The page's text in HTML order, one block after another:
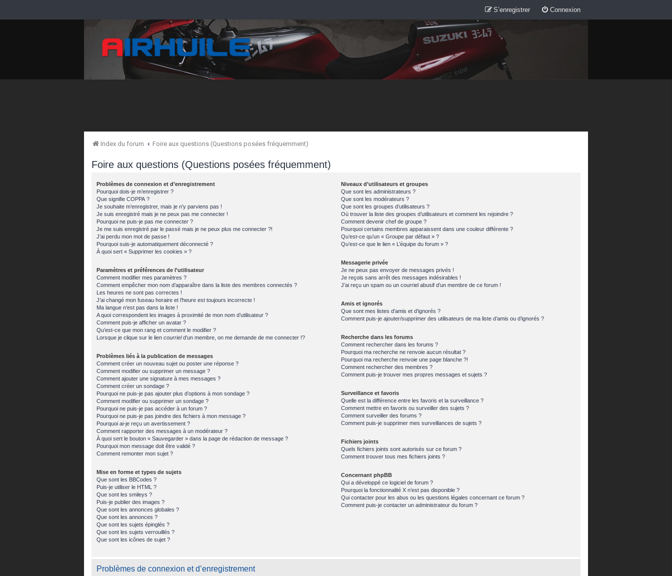
Connexion
S’enregistrer
Index du forum Foire aux questions (Questions posées fréquemment)
Foire aux questions (Questions posées fréquemment)
Problèmes de connexion et d’enregistrement
Pourquoi dois-je m’enregistrer ?
Que signifie COPPA ?
Je souhaite m’enregistrer, mais je n’y parviens pas !
Je suis enregistré mais je ne peux pas me connecter !
Pourquoi ne puis-je pas me connecter ?
Je me suis enregistré par le passé mais je ne peux plus me connecter ?!
J’ai perdu mon mot de passe !
Pourquoi suis-je automatiquement déconnecté ?
À quoi sert « Supprimer les cookies » ?
Paramètres et préférences de l’utilisateur
Comment modifier mes paramètres ?
Comment empêcher mon nom d’apparaître dans la liste des membres connectés ?
Les heures ne sont pas correctes !
J’ai changé mon fuseau horaire et l’heure est toujours incorrecte !
Ma langue n’est pas dans la liste !
A quoi correspondent les images à proximité de mon nom d’utilisateur ?
Comment puis-je afficher un avatar ?
Qu’est-ce que mon rang et comment le modifier ?
Lorsque je clique sur le lien courrield’un membre, on me demande de me connecter !?
Problèmes liés à la publication de messages
Comment créer un nouveau sujet ou poster une réponse ?
Comment modifier ou supprimer un message ?
Comment ajouter une signature à mes messages ?
Comment créer un sondage ?
Pourquoi ne puis-je pas ajouter plus d’options à mon sondage ?
Comment modifier ou supprimer un sondage ?
Pourquoi ne puis-je pas accéder à un forum ?
Pourquoi ne puis-je pas joindre des fichiers à mon message ?
Pourquoi ai-je reçu un avertissement ?
Comment rapporter des messages à un modérateur ?
À quoi sert le bouton « Sauvegarder » dans la page de rédaction de message ?
Pourquoi mon message doit être validé ?
Comment remonter mon sujet ?
Mise en forme et types de sujets
Que sont les BBCodes ?
Puis-je utiliser le HTML ?
Que sont les smileys ?
Puis-je publier des images ?
Que sont les annonces globales ?
Que sont les annonces ?
Que sont les sujets épinglés ?
Que sont les sujets verrouillés ?
Que sont les icônes de sujet ?
Niveaux d’utilisateurs et groupes
Que sont les administrateurs ?
Que sont les modérateurs ?
Que sont les groupes d’utilisateurs ?
Où trouver la liste des groupes d’utilisateurs et comment les rejoindre ?
Comment devenir chef de groupe ?
Pourquoi certains membres apparaissent dans une couleur différente ?
Qu’est-ce qu’un « Groupe par défaut » ?
Qu’est-ce que le lien « L’équipe du forum » ?
Messagerie privée
Je ne peux pas envoyer de messages privés !
Je reçois sans arrêt des messages indésirables !
J’ai reçu un spam ou un courriel abusif d’un membre de ce forum !
Amis et ignorés
Que sont mes listes d’amis et d’ignorés ?
Comment puis-je ajouter/supprimer des utilisateurs de ma liste d’amis ou d’ignorés ?
Recherche dans les forums
Comment rechercher dans les forums ?
Pourquoi ma recherche ne renvoie aucun résultat ?
Pourquoi ma recherche renvoie une page blanche ?!
Comment rechercher des membres ?
Comment puis-je trouver mes propres messages et sujets ?
Surveillance et favoris
Quelle est la différence entre les favoris et la surveillance ?
Comment mettre en favoris ou surveiller des sujets ?
Comment surveiller des forums ?
Comment puis-je supprimer mes surveillances de sujets ?
Fichiers joints
Quels fichiers joints sont autorisés sur ce forum ?
Comment trouver tous mes fichiers joints ?
Concernant phpBB
Qui a développé ce logiciel de forum ?
Pourquoi la fonctionnalité X n’est pas disponible ?
Qui contacter pour les abus ou les questions légales concernant ce forum ?
Comment puis-je contacter un administrateur du forum ?
Problèmes de connexion et d’enregistrement